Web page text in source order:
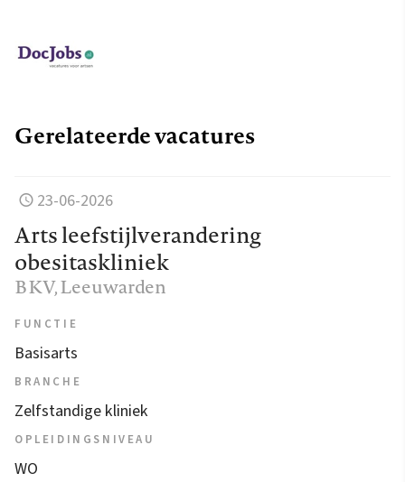
Gerelateerde vacatures
23-06-2026
Arts leefstijlverandering
obesitaskliniek
BKV, Leeuwarden
FUNCTIE
Basisarts
BRANCHE
Zelfstandige kliniek
OPLEIDINGSNIVEAU
WO